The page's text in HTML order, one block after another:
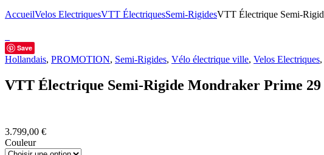
AccueilVelos ElectriquesVTT ÉlectriquesSemi-RigidesVTT Électrique Semi-
Save
Hollandais, PROMOTION, Semi-Rigides, Vélo électrique ville, Velos Electriques,
VTT Électrique Semi-Rigide Mondraker Prime
3.799,00 €
Couleur